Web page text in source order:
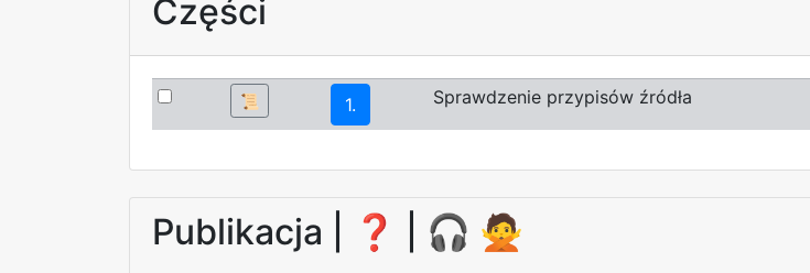
Części
📜 1. Sprawdzenie przypisów źródła
Publikacja | ❓ | 🎧 🙅